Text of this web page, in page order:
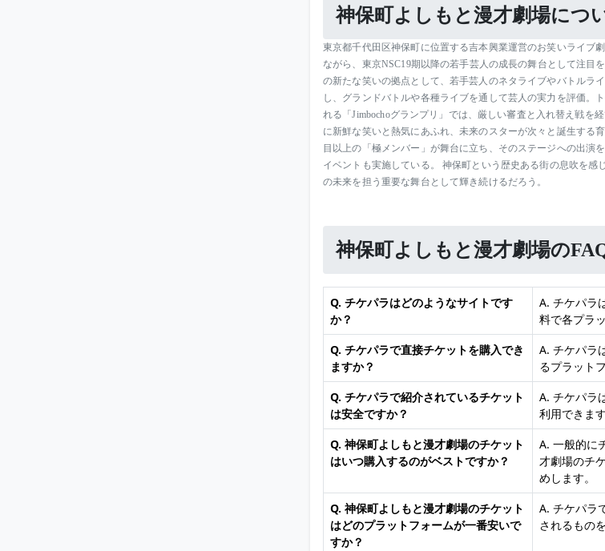
神保町よしもと漫才劇場につ
東京都千代田区神保町に位置する吉本興業運営のお笑いライブ
ながら、東京NSC19期以降の若手芸人の成長の舞台として注目
の新たな笑いの拠点として、若手芸人のネタライブやバトルラ
し、グランドバトルや各種ライブを通して芸人の実力を評価。
れる「Jimbochoグランプリ」では、厳しい審査と入れ替え戦を
に新鮮な笑いと熱気にあふれ、未来のスターが次々と誕生する
目以上の「極メンバー」が舞台に立ち、そのステージへの出演
イベントも実施している。 神保町という歴史ある街の息吹を
の未来を担う重要な舞台として輝き続けるだろう。
神保町よしもと漫才劇場の
Q. チケパラはどのようなサイトです
か？
A. チケパラ
料で各プラ
Q. チケパラで直接チケットを購入でき
ますか？
A. チケパラ
るプラット
Q. チケパラで紹介されているチケット
は安全ですか？
A. チケパラ
利用できま
Q. 神保町よしもと漫才劇場のチケット
はいつ購入するのがベストですか？
A. 一般的に
才劇場のチ
めします。
Q. 神保町よしもと漫才劇場のチケット
はどのプラットフォームが一番安いで
すか？
A. チケパラ
されるもの